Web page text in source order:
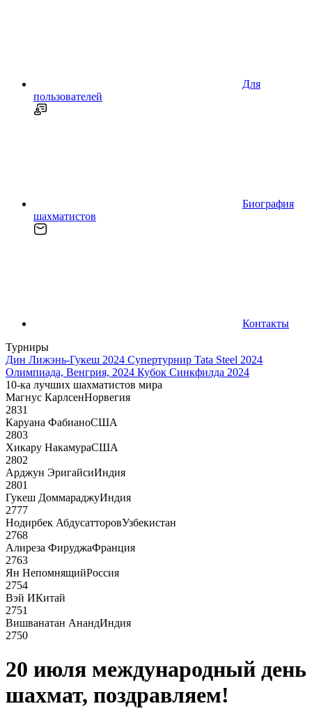
Для
пользователей
Биография
шахматистов
Контакты
Турниры
Дин Лижэнь-Гукеш 2024 Супертурнир Tata Steel 2024
Олимпиада, Венгрия, 2024 Кубок Синкфилда 2024
10-ка лучших шахматистов мира
Магнус КарлсенНорвегия
2831
Каруана ФабианоСША
2803
Хикару НакамураСША
2802
Арджун ЭригайсиИндия
2801
Гукеш ДоммараджуИндия
2777
Нодирбек АбдусатторовУзбекистан
2768
Алиреза ФируджаФранция
2763
Ян НепомнящийРоссия
2754
Вэй ИКитай
2751
Вишванатан АнандИндия
2750
20 июля международный день
шахмат, поздравляем!